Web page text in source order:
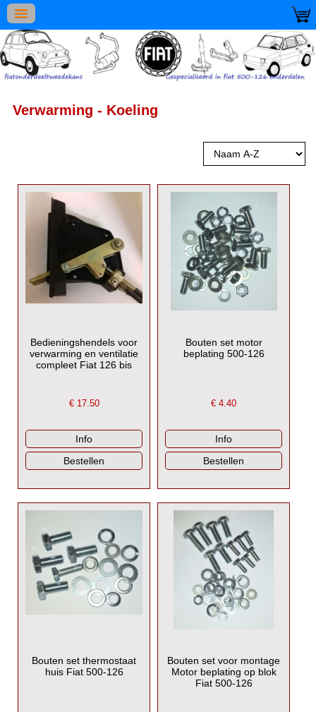
Verwarming - Koeling
Bedieningshendels voor
verwarming en ventilatie
compleet Fiat 126 bis
€ 17.50
Bouten set motor
beplating 500-126
€4.40
Bouten set thermostaat
huis Fiat 500-126
Bouten set voor montage
Motor beplating op blok
Fiat 500-126